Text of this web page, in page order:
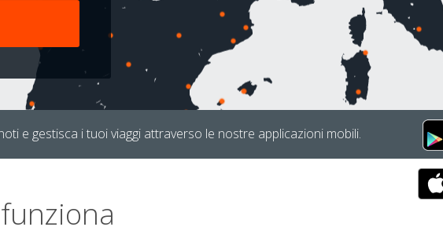
e gestisca i tuoi viaggi attraverso le nostre applicazioni mobili.